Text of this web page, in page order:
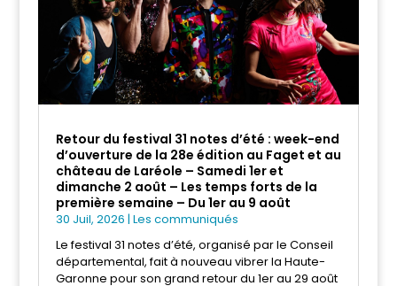
Retour du festival 31 notes d’été : week-end
d’ouverture de la 28e édition au Faget et au
château de Laréole – Samedi 1er et
dimanche 2 août – Les temps forts de la
première semaine – Du 1er au 9 août
30 Juil, 2026 | Les communiqués
Le festival 31 notes d’été, organisé par le Conseil
départemental, fait à nouveau vibrer la Haute-
Garonne pour son grand retour du 1er au 29 août